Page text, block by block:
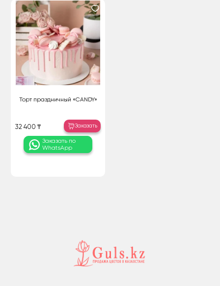
Торт праздничный «CANDY»
32 400 ₸ Заказать
Заказать по
WhatsApp